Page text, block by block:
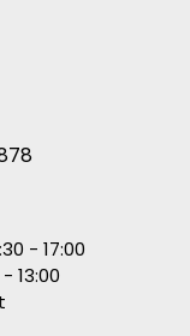
- 17:00
13:00